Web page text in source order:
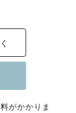
索🔍
がかかりま